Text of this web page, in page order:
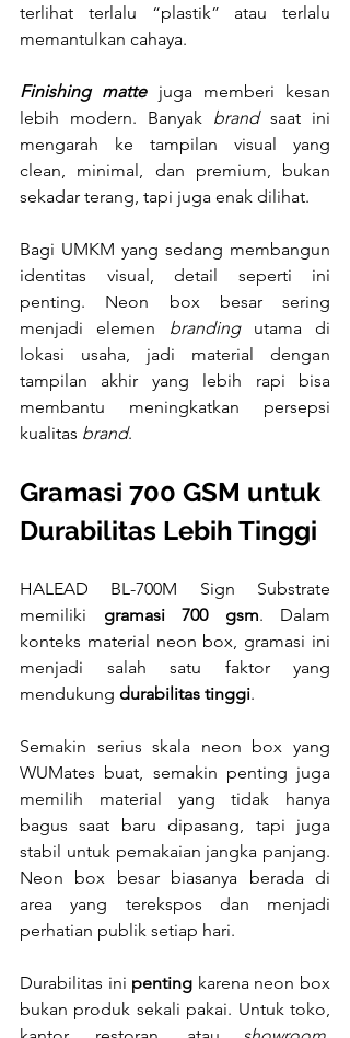
terlihat terlalu “plastik” atau terlalu
memantulkan cahaya.
Finishing matte juga memberi kesan
lebih modern. Banyak brand saat ini
mengarah ke tampilan visual yang
clean, minimal, dan premium, bukan
sekadar terang, tapi juga enak dilihat.
Bagi UMKM yang sedang membangun
identitas visual, detail seperti ini
penting. Neon box besar sering
menjadi elemen branding utama di
lokasi usaha, jadi material dengan
tampilan akhir yang lebih rapi bisa
membantu meningkatkan persepsi
kualitas brand.
Gramasi 700 GSM untuk
Durabilitas Lebih Tinggi
HALEAD BL-700M Sign Substrate
memiliki gramasi 700 gsm. Dalam
konteks material neon box, gramasi ini
menjadi salah satu faktor yang
mendukung durabilitas tinggi.
Semakin serius skala neon box yang
WUMates buat, semakin penting juga
memilih material yang tidak hanya
bagus saat baru dipasang, tapi juga
stabil untuk pemakaian jangka panjang.
Neon box besar biasanya berada di
area yang terekspos dan menjadi
perhatian publik setiap hari.
Durabilitas ini penting karena neon box
bukan produk sekali pakai. Untuk toko,